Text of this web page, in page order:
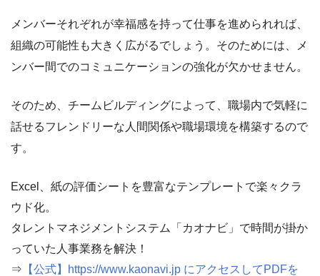
メンバーそれぞれが幸福感を持って仕事を進められれば、
組織の可能性も大きく広がるでしょう。そのためには、メ
ンバー間でのコミュニケーションの強化が欠かせません。
そのため、チームビルディングによって、職場内で気軽に
話せるフレンドリーな人間関係や職場環境を構築するので
す。
Excel、紙の評価シートを豊富なテンプレートで楽々クラ
ウド化。
タレントマネジメントシステム「カオナビ」で時間が掛か
っていた人事業務を解決！
⇒ 【公式】https://www.kaonavi.jp にアクセスしてPDFを